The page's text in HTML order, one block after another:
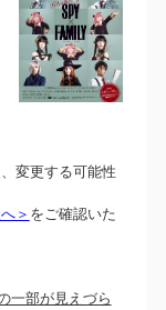
変更する可能性
＞ をご確認いた
一部が見えづら